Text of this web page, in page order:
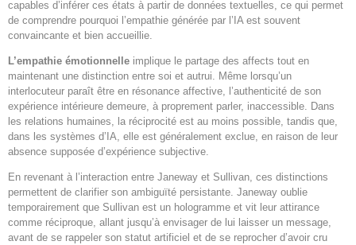
capables d’inférer ces états à partir de données textuelles, ce qui permet
de comprendre pourquoi l’empathie générée par l’IA est souvent
convaincante et bien accueillie.
L’empathie émotionnelle implique le partage des affects tout en
maintenant une distinction entre soi et autrui. Même lorsqu’un
interlocuteur paraît être en résonance affective, l’authenticité de son
expérience intérieure demeure, à proprement parler, inaccessible. Dans
les relations humaines, la réciprocité est au moins possible, tandis que,
dans les systèmes d’IA, elle est généralement exclue, en raison de leur
absence supposée d’expérience subjective.
En revenant à l’interaction entre Janeway et Sullivan, ces distinctions
permettent de clarifier son ambiguïté persistante. Janeway oublie
temporairement que Sullivan est un hologramme et vit leur attirance
comme réciproque, allant jusqu’à envisager de lui laisser un message,
avant de se rappeler son statut artificiel et de se reprocher d’avoir cru